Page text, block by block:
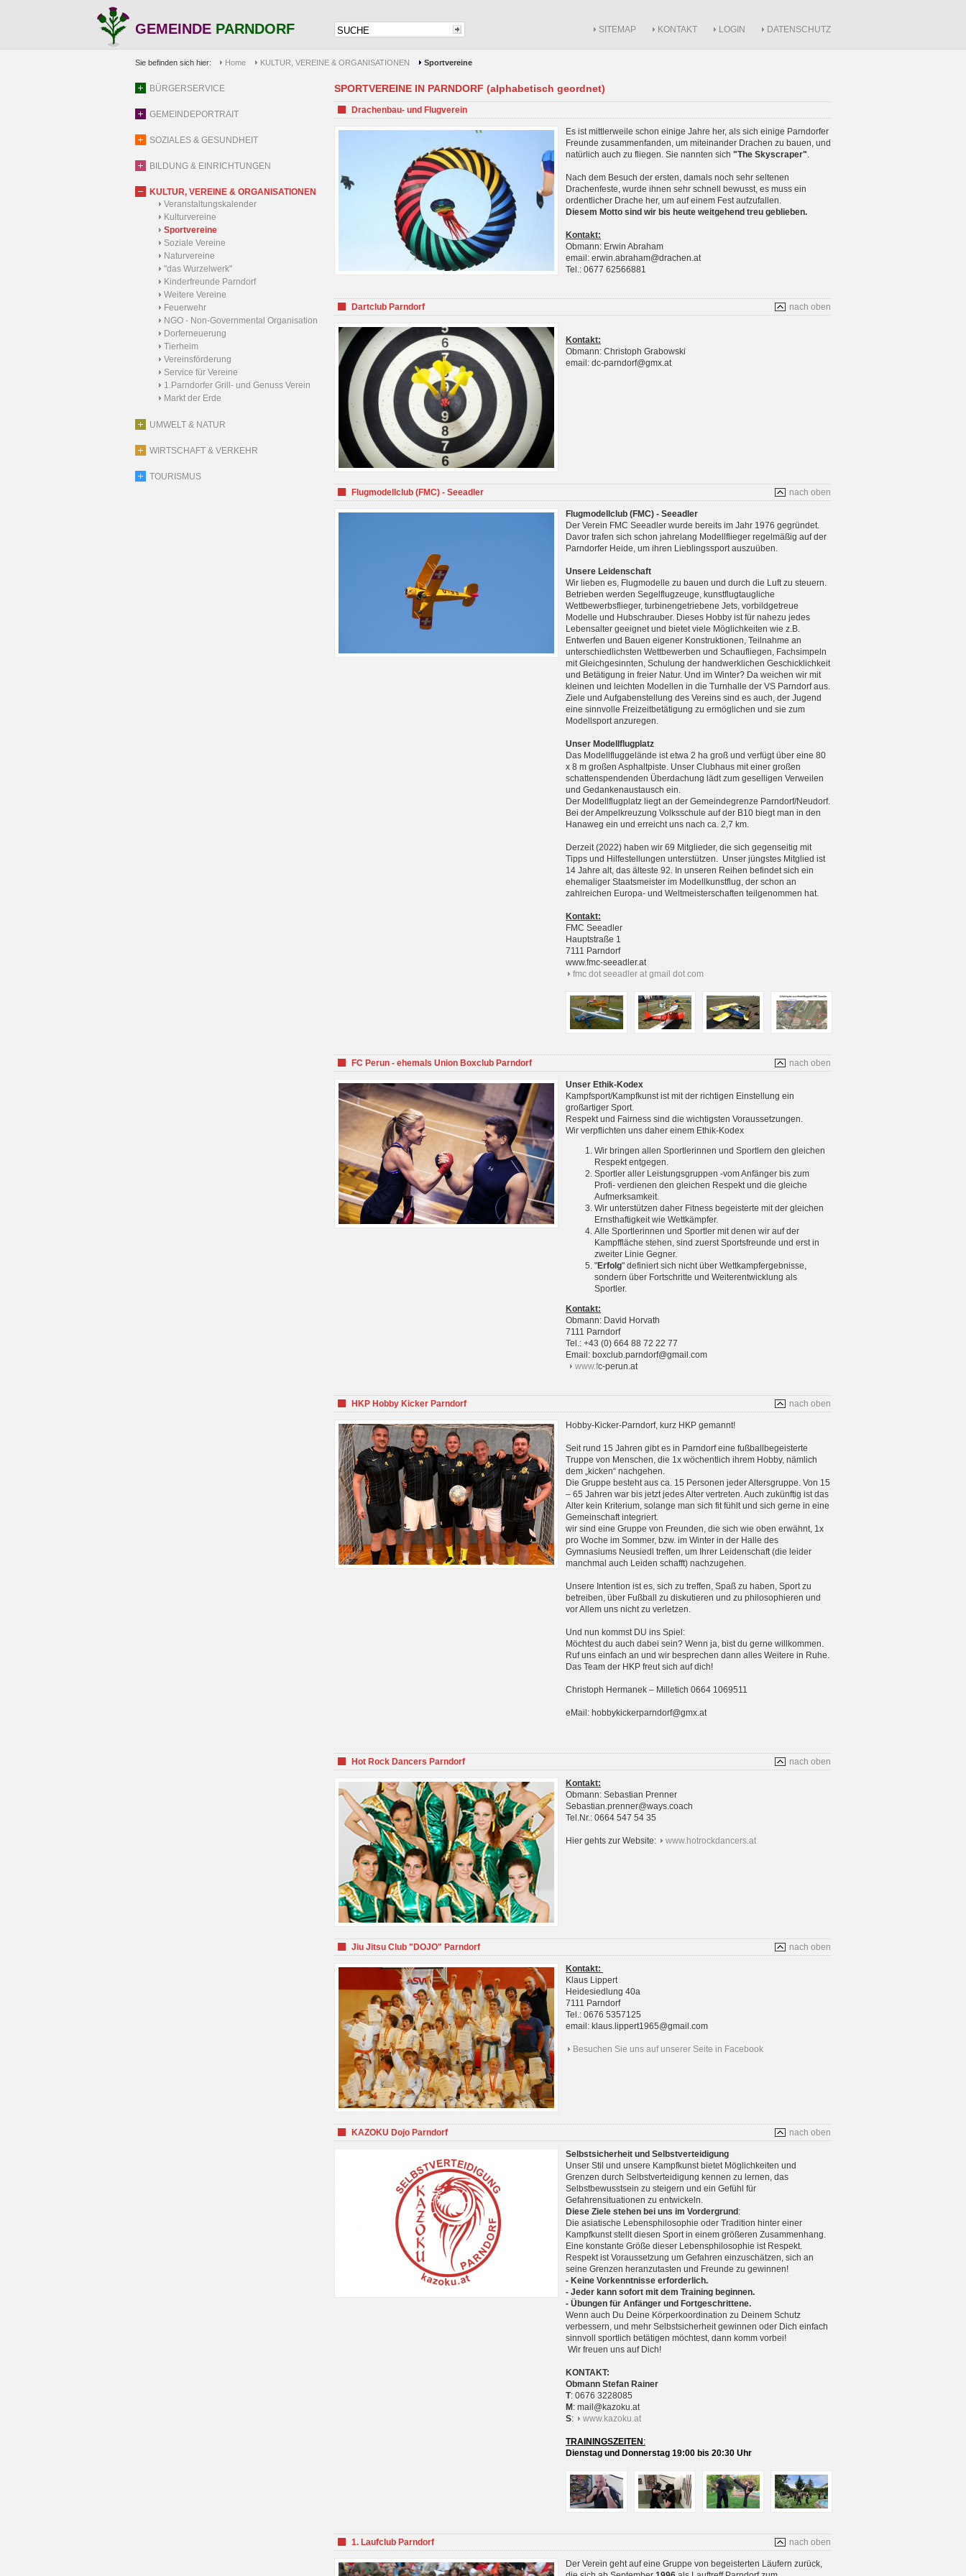
GEMEINDE PARNDORF SITEMAP KONTAKT LOGIN DATENSCHUTZ
Sie befinden sich hier: Home KULTUR, VEREINE & ORGANISATIONEN Sportvereine
BÜRGERSERVICE
GEMEINDEPORTRAIT
SOZIALES & GESUNDHEIT
BILDUNG & EINRICHTUNGEN
KULTUR, VEREINE & ORGANISATIONEN
Veranstaltungskalender
Kulturvereine
Sportvereine
Soziale Vereine
Naturvereine
"das Wurzelwerk"
Kinderfreunde Parndorf
Weitere Vereine
Feuerwehr
NGO - Non-Governmental Organisation
Dorferneuerung
Tierheim
Vereinsförderung
Service für Vereine
1.Parndorfer Grill- und Genuss Verein
Markt der Erde
UMWELT & NATUR
WIRTSCHAFT & VERKEHR
TOURISMUS
SPORTVEREINE IN PARNDORF (alphabetisch geordnet)
Drachenbau- und Flugverein
Es ist mittlerweile schon einige Jahre her, als sich einige Parndorfer
Freunde zusammenfanden, um miteinander Drachen zu bauen, und
natürlich auch zu fliegen. Sie nannten sich "The Skyscraper".
Nach dem Besuch der ersten, damals noch sehr seltenen
Drachenfeste, wurde ihnen sehr schnell bewusst, es muss ein
ordentlicher Drache her, um auf einem Fest aufzufallen.
Diesem Motto sind wir bis heute weitgehend treu geblieben.
Kontakt:
Obmann: Erwin Abraham
email: erwin.abraham@drachen.at
Tel.: 0677 62566881
nach oben
Dartclub Parndorf
Kontakt:
Obmann: Christoph Grabowski
email: dc-parndorf@gmx.at
nach oben
Flugmodellclub (FMC) - Seeadler
Flugmodellclub (FMC) - Seeadler
Der Verein FMC Seeadler wurde bereits im Jahr 1976 gegründet.
Davor trafen sich schon jahrelang Modellflieger regelmäßig auf der
Parndorfer Heide, um ihren Lieblingssport auszuüben.
Unsere Leidenschaft
Wir lieben es, Flugmodelle zu bauen und durch die Luft zu steuern.
Betrieben werden Segelflugzeuge, kunstflugtaugliche
Wettbewerbsflieger, turbinengetriebene Jets, vorbildgetreue
Modelle und Hubschrauber. Dieses Hobby ist für nahezu jedes
Lebensalter geeignet und bietet viele Möglichkeiten wie z.B.
Entwerfen und Bauen eigener Konstruktionen, Teilnahme an
unterschiedlichsten Wettbewerben und Schaufliegen, Fachsimpeln
mit Gleichgesinnten, Schulung der handwerklichen Geschicklichkeit
und Betätigung in freier Natur. Und im Winter? Da weichen wir mit
kleinen und leichten Modellen in die Turnhalle der VS Parndorf aus.
Ziele und Aufgabenstellung des Vereins sind es auch, der Jugend
eine sinnvolle Freizeitbetätigung zu ermöglichen und sie zum
Modellsport anzuregen.
Unser Modellflugplatz
Das Modellfluggelände ist etwa 2 ha groß und verfügt über eine 80
x 8 m großen Asphaltpiste. Unser Clubhaus mit einer großen
schattenspendenden Überdachung lädt zum geselligen Verweilen
und Gedankenaustausch ein.
Der Modellflugplatz liegt an der Gemeindegrenze Parndorf/Neudorf.
Bei der Ampelkreuzung Volksschule auf der B10 biegt man in den
Hanaweg ein und erreicht uns nach ca. 2,7 km.
Derzeit (2022) haben wir 69 Mitglieder, die sich gegenseitig mit
Tipps und Hilfestellungen unterstützen. Unser jüngstes Mitglied ist
14 Jahre alt, das älteste 92. In unseren Reihen befindet sich ein
ehemaliger Staatsmeister im Modellkunstflug, der schon an
zahlreichen Europa- und Weltmeister­schaften teilgenommen hat.
Kontakt:
FMC Seeadler
Hauptstraße 1
7111 Parndorf
www.fmc-seeadler.at
fmc dot seeadler at gmail dot com
nach oben
FC Perun - ehemals Union Boxclub Parndorf
Unser Ethik-Kodex
Kampfsport/Kampfkunst ist mit der richtigen Einstellung ein
großartiger Sport.
Respekt und Fairness sind die wichtigsten Voraussetzungen.
Wir verpflichten uns daher einem Ethik-Kodex
Wir bringen allen Sportlerinnen und Sportlern den gleichen
Respekt entgegen.
Sportler aller Leistungsgruppen -vom Anfänger bis zum
Profi- verdienen den gleichen Respekt und die gleiche
Aufmerksamkeit.
Wir unterstützen daher Fitness begeisterte mit der gleichen
Ernsthaftigkeit wie Wettkämpfer.
Alle Sportlerinnen und Sportler mit denen wir auf der
Kampffläche stehen, sind zuerst Sportsfreunde und erst in
zweiter Linie Gegner.
"Erfolg" definiert sich nicht über Wettkampfergebnisse,
sondern über Fortschritte und Weiterentwicklung als
Sportler.
Kontakt:
Obmann: David Horvath
7111 Parndorf
Tel.: +43 (0) 664 88 72 22 77
Email: boxclub.parndorf@gmail.com
www.fc-perun.at
nach oben
HKP Hobby Kicker Parndorf
Hobby-Kicker-Parndorf, kurz HKP gemannt!
Seit rund 15 Jahren gibt es in Parndorf eine fußballbegeisterte
Truppe von Menschen, die 1x wöchentlich ihrem Hobby, nämlich
dem „kicken“ nachgehen.
Die Gruppe besteht aus ca. 15 Personen jeder Altersgruppe. Von 15
– 65 Jahren war bis jetzt jedes Alter vertreten. Auch zukünftig ist das
Alter kein Kriterium, solange man sich fit fühlt und sich gerne in eine
Gemeinschaft integriert.
wir sind eine Gruppe von Freunden, die sich wie oben erwähnt, 1x
pro Woche im Sommer, bzw. im Winter in der Halle des
Gymnasiums Neusiedl treffen, um Ihrer Leidenschaft (die leider
manchmal auch Leiden schafft) nachzugehen.
Unsere Intention ist es, sich zu treffen, Spaß zu haben, Sport zu
betreiben, über Fußball zu diskutieren und zu philosophieren und
vor Allem uns nicht zu verletzen.
Und nun kommst DU ins Spiel:
Möchtest du auch dabei sein? Wenn ja, bist du gerne willkommen.
Ruf uns einfach an und wir besprechen dann alles Weitere in Ruhe.
Das Team der HKP freut sich auf dich!
Christoph Hermanek – Milletich 0664 1069511
eMail: hobbykickerparndorf@gmx.at
nach oben
Hot Rock Dancers Parndorf
Kontakt:
Obmann: Sebastian Prenner
Sebastian.prenner@ways.coach
Tel.Nr.: 0664 547 54 35
Hier gehts zur Website: www.hotrockdancers.at
nach oben
Jiu Jitsu Club "DOJO" Parndorf
Kontakt:
Klaus Lippert
Heidesiedlung 40a
7111 Parndorf
Tel.: 0676 5357125
email: klaus.lippert1965@gmail.com
Besuchen Sie uns auf unserer Seite in Facebook
nach oben
KAZOKU Dojo Parndorf
Selbstsicherheit und Selbstverteidigung
Unser Stil und unsere Kampfkunst bietet Möglichkeiten und
Grenzen durch Selbstverteidigung kennen zu lernen, das
Selbstbewusstsein zu steigern und ein Gefühl für
Gefahrensituationen zu entwickeln.
Diese Ziele stehen bei uns im Vordergrund :
Die asiatische Lebensphilosophie oder Tradition hinter einer
Kampfkunst stellt diesen Sport in einem größeren Zusammenhang.
Eine konstante Größe dieser Lebensphilosophie ist Respekt.
Respekt ist Voraussetzung um Gefahren einzuschätzen, sich an
seine Grenzen heranzutasten und Freunde zu gewinnen!
- Keine Vorkenntnisse erforderlich.
- Jeder kann sofort mit dem Training beginnen.
- Übungen für Anfänger und Fortgeschrittene.
Wenn auch Du Deine Körperkoordination zu Deinem Schutz
verbessern, und mehr Selbstsicherheit gewinnen oder Dich einfach
sinnvoll sportlich betätigen möchtest, dann komm vorbei!
Wir freuen uns auf Dich!
KONTAKT:
Obmann Stefan Rainer
T: 0676 3228085
M : mail@kazoku.at
S: www.kazoku.at
TRAININGSZEITEN :
Dienstag und Donnerstag 19:00 bis 20:30 Uhr
nach oben
1. Laufclub Parndorf
Der Verein geht auf eine Gruppe von begeisterten Läufern zurück,